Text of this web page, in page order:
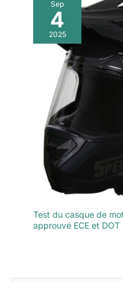
Sep
4
2025
Test du casque de
approuvé ECE et DOT